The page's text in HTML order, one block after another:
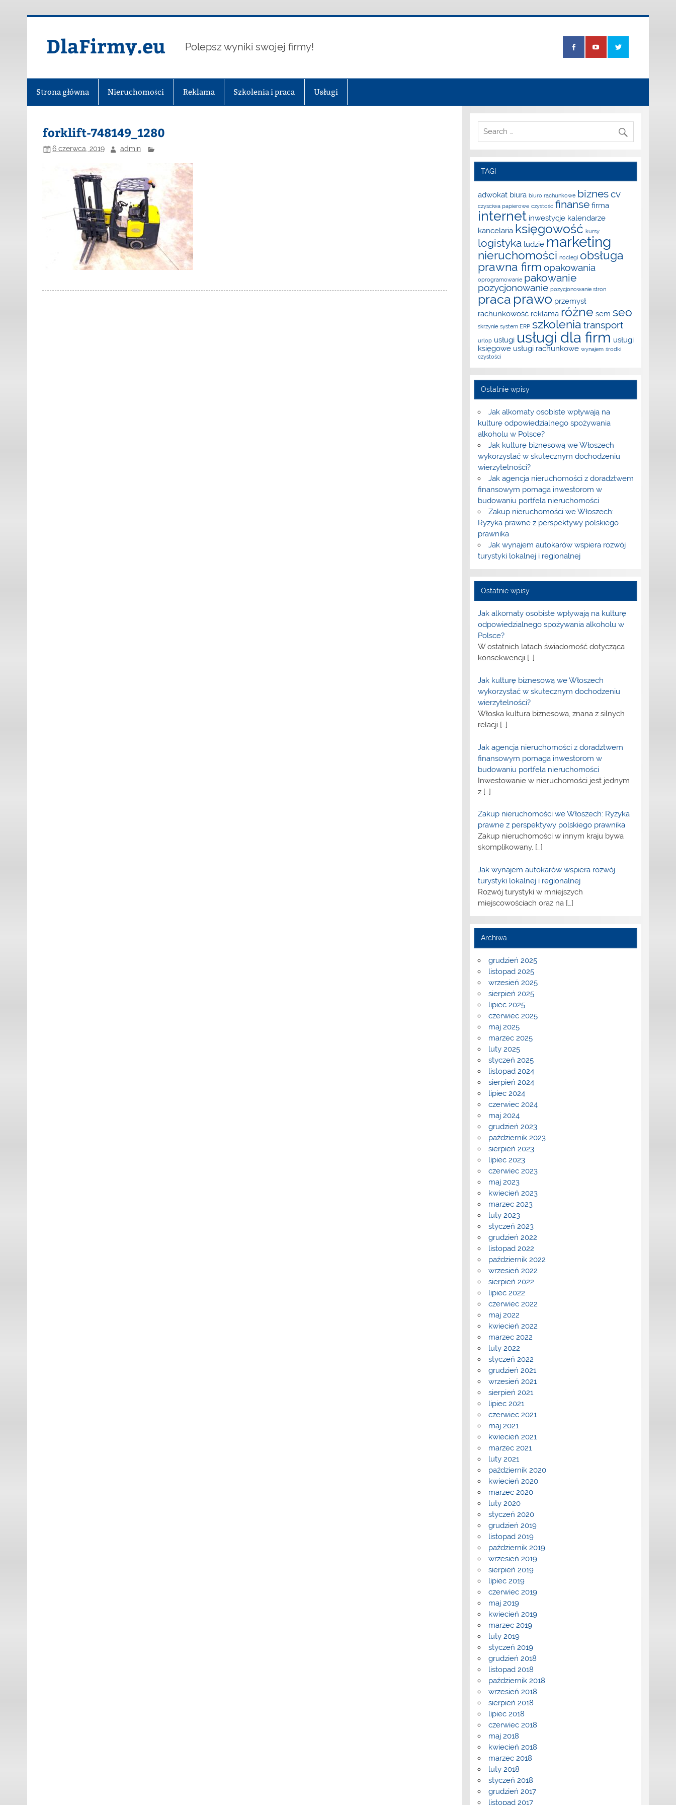
DlaFirmy.eu Polepsz wyniki swojej firmy!
Strona główna Nieruchomości Reklama Szkolenia i praca Usługi
forklift-748149_1280
6 czerwca, 2019 admin
TAGI
adwokat biura biuro rachunkowe biznescv
czysciwa papierowe czystość finanse firma
internet inwestycje kalendarze
kancelaria księgowość kursy
logistyka ludzie marketing
nieruchomości noclegi obsługa
prawna firm opakowania
oprogramowanie pakowanie
pozycjonowanie pozycjonowanie stron
praca prawo przemysł
rachunkowość reklama różne sem seo
skrzynie system ERP szkolenia transport
urlop usługi usługi dla firm usługi
księgowe usługi rachunkowe wynajem środki
czystości
Ostatnie wpisy
Jak alkomaty osobiste wpływają na
kulturę odpowiedzialnego spożywania
alkoholu w Polsce?
Jak kulturę biznesową we Włoszech
wykorzystać w skutecznym dochodzeniu
wierzytelności?
Jak agencja nieruchomości z doradztwem
finansowym pomaga inwestorom w
budowaniu portfela nieruchomości
Zakup nieruchomości we Włoszech:
Ryzyka prawne z perspektywy polskiego
prawnika
Jak wynajem autokarów wspiera rozwój
turystyki lokalnej i regionalnej
Ostatnie wpisy
Jak alkomaty osobiste wpływają na kulturę
odpowiedzialnego spożywania alkoholu w
Polsce?
W ostatnich latach świadomość dotycząca
konsekwencji […]
Jak kulturę biznesową we Włoszech
wykorzystać w skutecznym dochodzeniu
wierzytelności?
Włoska kultura biznesowa, znana z silnych
relacji […]
Jak agencja nieruchomości z doradztwem
finansowym pomaga inwestorom w
budowaniu portfela nieruchomości
Inwestowanie w nieruchomości jest jednym
z […]
Zakup nieruchomości we Włoszech: Ryzyka
prawne z perspektywy polskiego prawnika
Zakup nieruchomości w innym kraju bywa
skomplikowany, […]
Jak wynajem autokarów wspiera rozwój
turystyki lokalnej i regionalnej
Rozwój turystyki w mniejszych
miejscowościach oraz na […]
Archiwa
grudzień 2025
listopad 2025
wrzesień 2025
sierpień 2025
lipiec 2025
czerwiec 2025
maj 2025
marzec 2025
luty 2025
styczeń 2025
listopad 2024
sierpień 2024
lipiec 2024
czerwiec 2024
maj 2024
grudzień 2023
październik 2023
sierpień 2023
lipiec 2023
czerwiec 2023
maj 2023
kwiecień 2023
marzec 2023
luty 2023
styczeń 2023
grudzień 2022
listopad 2022
październik 2022
wrzesień 2022
sierpień 2022
lipiec 2022
czerwiec 2022
maj 2022
kwiecień 2022
marzec 2022
luty 2022
styczeń 2022
grudzień 2021
wrzesień 2021
sierpień 2021
lipiec 2021
czerwiec 2021
maj 2021
kwiecień 2021
marzec 2021
luty 2021
październik 2020
kwiecień 2020
marzec 2020
luty 2020
styczeń 2020
grudzień 2019
listopad 2019
październik 2019
wrzesień 2019
sierpień 2019
lipiec 2019
czerwiec 2019
maj 2019
kwiecień 2019
marzec 2019
luty 2019
styczeń 2019
grudzień 2018
listopad 2018
październik 2018
wrzesień 2018
sierpień 2018
lipiec 2018
czerwiec 2018
maj 2018
kwiecień 2018
marzec 2018
luty 2018
styczeń 2018
grudzień 2017
listopad 2017